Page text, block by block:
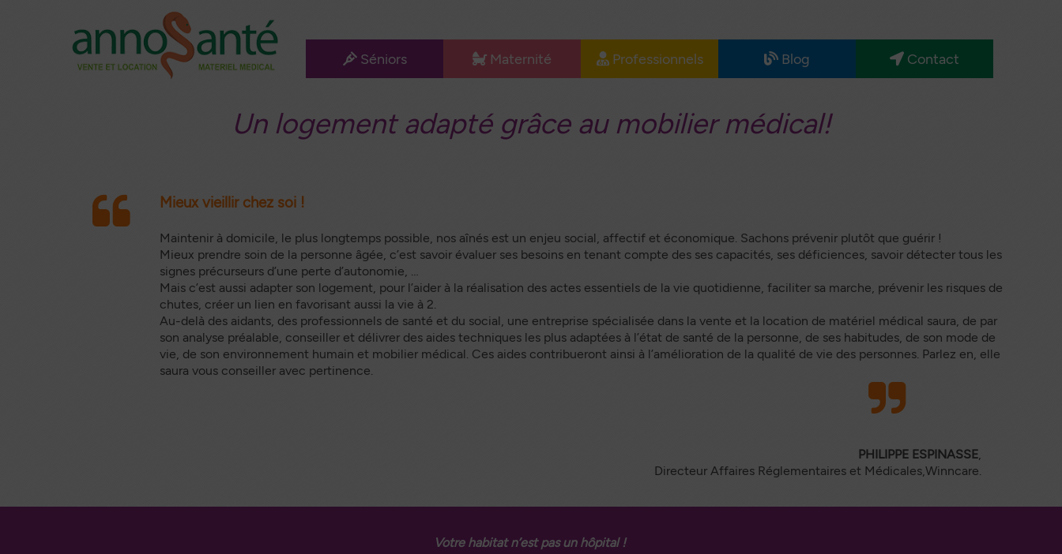
contenu
Séniors
Le fauteuil
roulant
Les services
Anno Santé
Incontinence
adulte
Documentation
Maternité
Le confort de
maman
maternité
Professionnels Blog
Santé
Contact
Un logement adapté grâce au mobilier médical!
Mieux vieillir chez soi !
Maintenir à domicile, le plus longtemps possible, nos aînés est un enjeu social, affectif et économique. Sachons prévenir plutôt que guérir !
Mieux prendre soin de la personne âgée, c’est savoir évaluer ses besoins en tenant compte des ses capacités, ses déficiences, savoir détecter tous les
signes précurseurs d’une perte d’autonomie, …
Mais c’est aussi adapter son logement, pour l’aider à la réalisation des actes essentiels de la vie quotidienne, faciliter sa marche, prévenir les risques de
chutes, créer un lien en favorisant aussi la vie à 2.
Au-delà des aidants, des professionnels de santé et du social, une entreprise spécialisée dans la vente et la location de matériel médical saura, de par
son analyse préalable, conseiller et délivrer des aides techniques les plus adaptées à l’état de santé de la personne, de ses habitudes, de son mode de
vie, de son environnement humain et mobilier médical. Ces aides contribueront ainsi à l’amélioration de la qualité de vie des personnes. Parlez en, elle
saura vous conseiller avec pertinence.
PHILIPPE ESPINASSE,
Directeur Affaires Réglementaires et Médicales,Winncare.
Votre habitat n’est pas un hôpital !